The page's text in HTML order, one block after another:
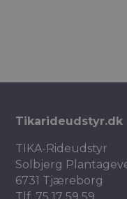
Tikarideudstyr.dk
TIKA-Rideudstyr
Solbjerg
6731 Tjæreborg